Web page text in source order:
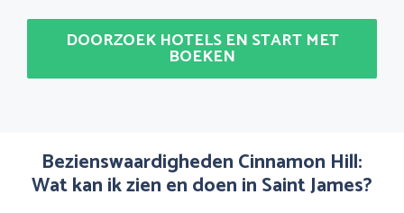
DOORZOEK HOTELS EN START MET
BOEKEN
Bezienswaardigheden Cinnamon Hill:
Wat kan ik zien en doen in Saint James?